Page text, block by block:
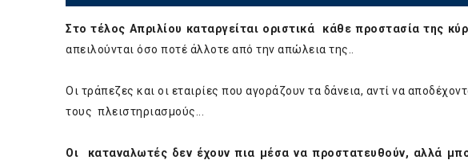
Στο τέλος Απριλίου καταργείται οριστικά κάθε προστασία της
απειλούνται όσο ποτέ άλλοτε από την απώλεια της..
Οι τράπεζες και οι εταιρίες που αγοράζουν τα δάνεια, αντί να
τους πλειστηριασμούς...
Οι καταναλωτές δεν έχουν πια μέσα να προστατευθούν, αλλά